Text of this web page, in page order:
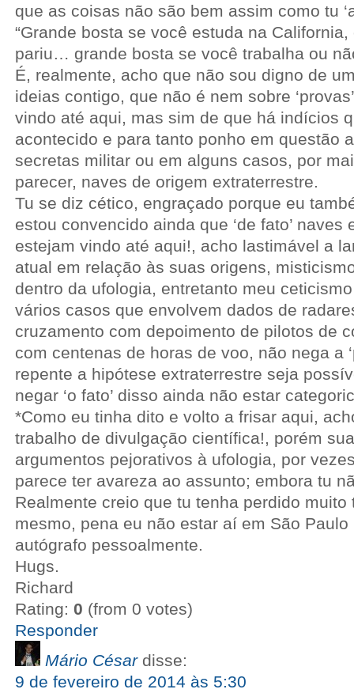
que as coisas não são bem assim como tu
“Grande bosta se você estuda na
pariu… grande bosta se você trabalha ou
É, realmente, acho que não sou digno de
ideias contigo, que não é nem sobre
vindo até aqui, mas sim de que há indícios
acontecido e para tanto ponho em questão
secretas militar ou em alguns casos, por
parecer, naves de origem extraterrestre.
Tu se diz cético, engraçado porque eu
estou convencido ainda que ‘de fato’ naves
estejam vindo até aqui!, acho lastimável a
atual em relação às suas origens,
dentro da ufologia, entretanto meu
vários casos que envolvem dados de
cruzamento com depoimento de pilotos de
com centenas de horas de voo, não nega a
repente a hipótese extraterrestre seja
negar ‘o fato’ disso ainda não estar
*Como eu tinha dito e volto a frisar aqui,
trabalho de divulgação científica!, porém
argumentos pejorativos à ufologia, por
parece ter avareza ao assunto; embora tu
Realmente creio que tu tenha perdido muito
mesmo, pena eu não estar aí em São
autógrafo pessoalmente.
Hugs.
Richard
Rating: 0 (from 0 votes)
Responder
Mário César disse:
9 de fevereiro de 2014 às 5:30